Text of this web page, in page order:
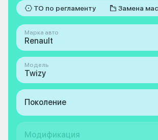
ТО по регламенту Замена
Марка авто
Renault
Модель
Twizy
Поколение
Модификация